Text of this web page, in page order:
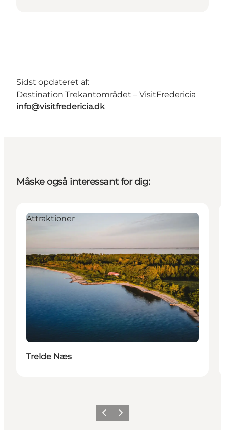
Sidst opdateret af:
Destination Trekantområdet – VisitFredericia
info@visitfredericia.dk
Måske også interessant for dig:
Attraktioner
Trelde Næs
Forrige billede
Næste billede